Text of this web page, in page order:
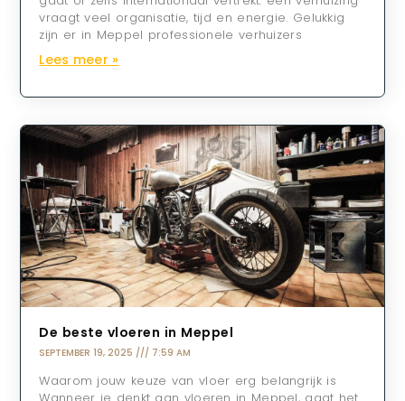
vraagt veel organisatie, tijd en energie. Gelukkig
zijn er in Meppel professionele verhuizers
Lees meer »
De beste vloeren in Meppel
SEPTEMBER 19, 2025 7:59 AM
Waarom jouw keuze van vloer erg belangrijk is